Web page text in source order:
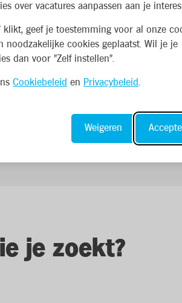
over vacatures aanpassen aan je
klikt, geef je toestemming voor al onze
noodzakelijke cookies geplaatst. Wil je je
dan voor "Zelf instellen".
Cookiebeleid en Privacybeleid
Weigeren
je zoekt?